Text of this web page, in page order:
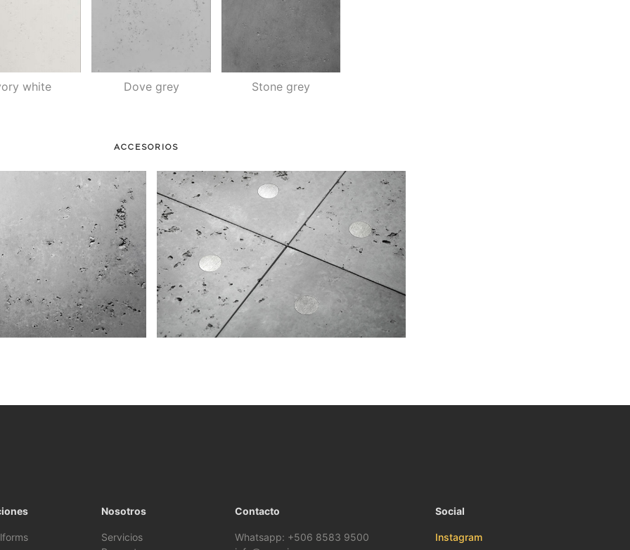
white Dove grey Stone grey
ACCESORIOS
Nosotros
Servicios
Contacto
Whatsapp: +506 8583 9500
Social
Instagram